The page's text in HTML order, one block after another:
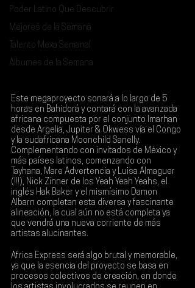
Poder Latino Que Descubrir
Mejores de la Semana
Talento Mexa Semanal
Álbumes de la Semana
Este megaproyecto sonará a lo largo de 5
horas en Bahidorá y contará con la avanzada
africana compuesta por el conjunto Imarhan
desde Argelia, Jupiter & Okwess vía el Congo
y la sudafricana Moonchild Sanelly.
Complementando con invitados de México y
más países latinos, comenzando con
Tayhana, Mare Advertencia y Luisa Almaguer
(!!!), Nick Zinner de los Yeah Yeah Yeahs, el
inglés Hak Baker y el mismísimo Damon
Albarn completan esta diversa y fascinante
alineación, la cual aún no está completa ya
que vendrá una nueva corriente de más
artistas alucinantes.
Africa Express será algo brutal y memorable,
ya que la esencia del proyecto se basa en
procesos colectivos de creación, en donde